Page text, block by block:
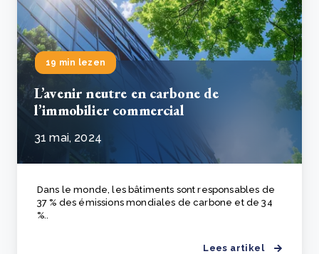
19 min lezen
L’avenir neutre en carbone de
l’immobilier commercial
31 mai, 2024
Dans le monde, les bâtiments sont responsables de
37 % des émissions mondiales de carbone et de 34
%..
Lees artikel